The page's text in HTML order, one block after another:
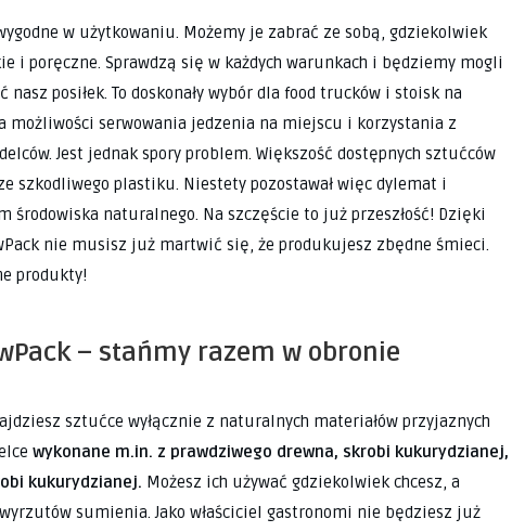
w użytkowaniu. Możemy je zabrać ze sobą, gdziekolwiek
i poręczne. Sprawdzą się w każdych warunkach i będziemy mogli
posiłek. To doskonały wybór dla food trucków i stoisk na
możliwości serwowania jedzenia na miejscu i korzystania z
Jest jednak spory problem. Większość dostępnych sztućców
szkodliwego plastiku. Niestety pozostawał więc dylemat i
środowiska naturalnego. Na szczęście to już przeszłość! Dzięki
nie musisz już martwić się, że produkujesz zbędne śmieci.
produkty!
– stańmy razem w obronie
sztućce wyłącznie z naturalnych materiałów przyjaznych
wykonane m.in. z prawdziwego drewna, skrobi kukurydzianej,
kukurydzianej. Możesz ich używać gdziekolwiek chcesz, a
sumienia. Jako właściciel gastronomi nie będziesz już